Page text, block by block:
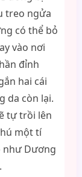
treo ngửa
có thể bỏ
vào nơi
đỉnh
hai cái
da còn lại.
tự trồi lên
một tí
như Dương